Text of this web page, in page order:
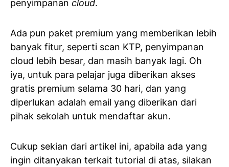
penyimpanan cloud.
Ada pun paket premium yang memberikan lebih
banyak fitur, seperti scan KTP, penyimpanan
cloud lebih besar, dan masih banyak lagi. Oh
iya, untuk para pelajar juga diberikan akses
gratis premium selama 30 hari, dan yang
diperlukan adalah email yang diberikan dari
pihak sekolah untuk mendaftar akun.
Cukup sekian dari artikel ini, apabila ada yang
ingin ditanyakan terkait tutorial di atas, silakan